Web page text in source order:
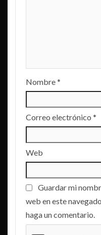
Nombre*
Correo electrónico *
Web
Guardar mi
web en este
haga un comentario.